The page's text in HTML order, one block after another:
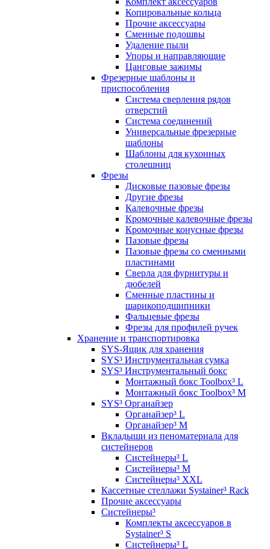
Копировальные кольца
Прочие аксессуары
Сменные подошвы
Удаление пыли
Упоры и направляющие
Цанговые зажимы
Фрезерные шаблоны и
приспособления
Система сверления рядов
отверстий
Система соединений
Универсальные фрезерные
шаблоны
Шаблоны для кухонных
столешниц
Фрезы
Дисковые пазовые фрезы
Другие фрезы
Калевочные фрезы
Кромочные калевочные фрезы
Кромочные конусные фрезы
Пазовые фрезы
Пазовые фрезы со сменными
пластинами
Сверла для фурнитуры и
дюбелей
Сменные пластины и
шарикоподшипники
Фальцевые фрезы
Фрезы для профилей ручек
Хранение и транспортировка
SYS-Ящик для хранения
SYS³ Инструментальная сумка
SYS³ Инструментальный бокс
Монтажный бокс Toolbox³ L
Монтажный бокс Toolbox³ M
SYS³ Органайзер
Органайзер³ L
Органайзер³ М
Вкладыши из пеноматериала для
систейнеров
Систейнеры³ L
Систейнеры³ M
Систейнеры³ XXL
Кассетные стеллажи Systainer³ Rack
Прочие аксессуары
Систейнеры³
Комплекты аксессуаров в
Systainer³ S
Систейнеры³ L